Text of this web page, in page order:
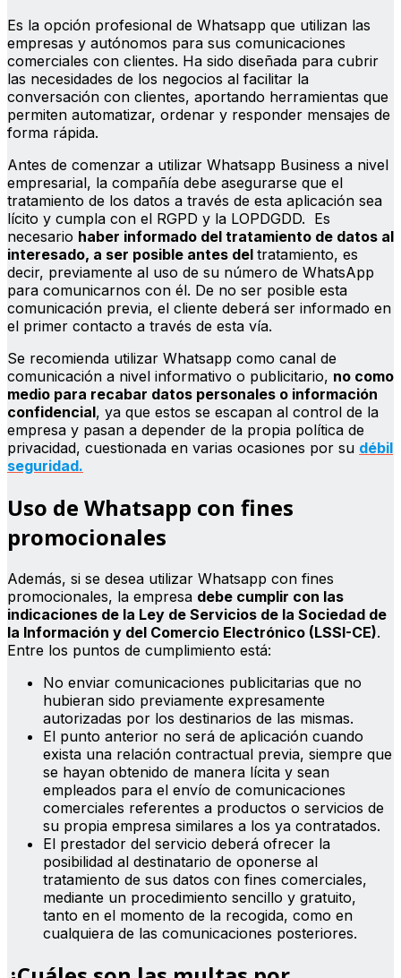
Es la opción profesional de Whatsapp que utilizan las
empresas y autónomos para sus comunicaciones
comerciales con clientes. Ha sido diseñada para cubrir
las necesidades de los negocios al facilitar la
conversación con clientes, aportando herramientas que
permiten automatizar, ordenar y responder mensajes de
forma rápida.
Antes de comenzar a utilizar Whatsapp Business a nivel
empresarial, la compañía debe asegurarse que el
tratamiento de los datos a través de esta aplicación sea
lícito y cumpla con el RGPD y la LOPDGDD. Es
necesario haber informado del tratamiento de datos al
interesado, a ser posible antes del tratamiento, es
decir, previamente al uso de su número de WhatsApp
para comunicarnos con él. De no ser posible esta
comunicación previa, el cliente deberá ser informado en
el primer contacto a través de esta vía.
Se recomienda utilizar Whatsapp como canal de
comunicación a nivel informativo o publicitario, no como
medio para recabar datos personales o información
confidencial, ya que estos se escapan al control de la
empresa y pasan a depender de la propia política de
privacidad, cuestionada en varias ocasiones por su débil
seguridad.
Uso de Whatsapp con fines
promocionales
Además, si se desea utilizar Whatsapp con fines
promocionales, la empresa debe cumplir con las
indicaciones de la Ley de Servicios de la Sociedad de
la Información y del Comercio Electrónico (LSSI-CE).
Entre los puntos de cumplimiento está:
No enviar comunicaciones publicitarias que no
hubieran sido previamente expresamente
autorizadas por los destinarios de las mismas.
El punto anterior no será de aplicación cuando
exista una relación contractual previa, siempre que
se hayan obtenido de manera lícita y sean
empleados para el envío de comunicaciones
comerciales referentes a productos o servicios de
su propia empresa similares a los ya contratados.
El prestador del servicio deberá ofrecer la
posibilidad al destinatario de oponerse al
tratamiento de sus datos con fines comerciales,
mediante un procedimiento sencillo y gratuito,
tanto en el momento de la recogida, como en
cualquiera de las comunicaciones posteriores.